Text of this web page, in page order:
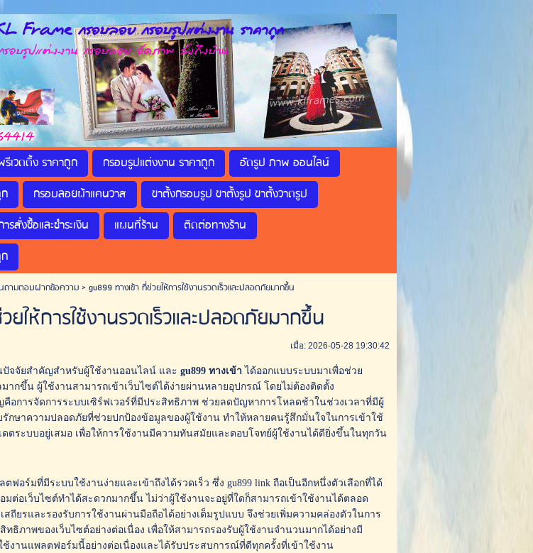
Frame กรอบลอย กรอบรูปแต่งงาน ราคาถูก
บรูปแต่งงาน กรอบลอย อัดภาพ ส่งถึงบ้าน
เวดดิ้ง ราคาถูก กรอบรูปแต่งงาน ราคาถูก
อัดรูป ภาพ ออนไลน์
กรอบลอยผ้าแคนวาส
ขาตั้งกรอบรูป ขาตั้งรูป ขาตั้งวาดรูป
รสั่งซื้อและชำระเงิน แผนที่ร้าน
ติดต่อทางร้าน
ถามตอบฝากข้อความ> gu899 ทางเข้า ที่ช่วยให้การใช้งานรวดเร็วและปลอดภัยมากขึ้น
ยให้การใช้งานรวดเร็วและปลอดภัยมากขึ้น
เมื่อ: 2026-05-28 19:30:42
ปัจจัยสำคัญสำหรับผู้ใช้งานออนไลน์ และ gu899 ทางเข้า ได้ออกแบบระบบมาเพื่อช่วย
ากขึ้น ผู้ใช้งานสามารถเข้าเว็บไซต์ได้ง่ายผ่านหลายอุปกรณ์ โดยไม่ต้องติดตั้ง
อการจัดการระบบเซิร์ฟเวอร์ที่มีประสิทธิภาพ ช่วยลดปัญหาการโหลดช้าในช่วงเวลาที่มีผู้
กษาความปลอดภัยที่ช่วยปกป้องข้อมูลของผู้ใช้งาน ทำให้หลายคนรู้สึกมั่นใจในการเข้าใช้
ตระบบอยู่เสมอ เพื่อให้การใช้งานมีความทันสมัยและตอบโจทย์ผู้ใช้งานได้ดียิ่งขึ้นในทุกวัน
ฟอร์มที่มีระบบใช้งานง่ายและเข้าถึงได้รวดเร็ว ซึ่ง gu899 link ถือเป็นอีกหนึ่งตัวเลือกที่ได้
มต่อเว็บไซต์ทำได้สะดวกมากขึ้น ไม่ว่าผู้ใช้งานจะอยู่ที่ใดก็สามารถเข้าใช้งานได้ตลอด
สถียรและรองรับการใช้งานผ่านมือถือได้อย่างเต็มรูปแบบ จึงช่วยเพิ่มความคล่องตัวในการ
ทธิภาพของเว็บไซต์อย่างต่อเนื่อง เพื่อให้สามารถรองรับผู้ใช้งานจำนวนมากได้อย่างมี
งานแพลตฟอร์มนี้อย่างต่อเนื่องและได้รับประสบการณ์ที่ดีทุกครั้งที่เข้าใช้งาน